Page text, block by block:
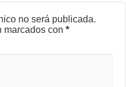
no será publicada.
marcados con*